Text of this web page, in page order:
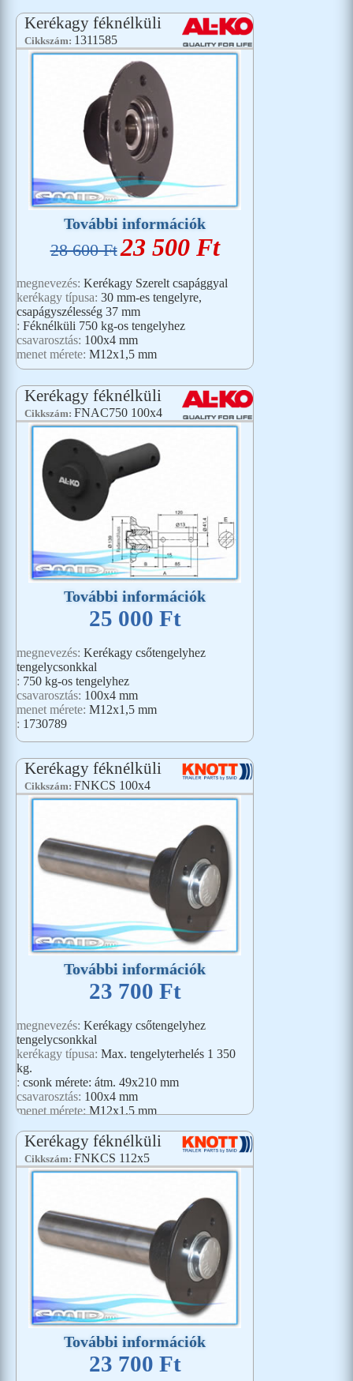
Kerékagy féknélküli
Cikkszám: 1311585
További információk
28 600 Ft23 500 Ft
megnevezés: Kerékagy Szerelt csapággyal
kerékagy típusa: 30 mm-es tengelyre,
csapágyszélesség 37 mm
: Féknélküli 750 kg-os tengelyhez
csavarosztás: 100x4 mm
menet mérete: M12x1,5 mm
Kerékagy féknélküli
Cikkszám: FNAC750 100x4
További információk
25 000 Ft
megnevezés: Kerékagy csőtengelyhez
tengelycsonkkal
: 750 kg-os tengelyhez
csavarosztás: 100x4 mm
menet mérete: M12x1,5 mm
: 1730789
Kerékagy féknélküli
Cikkszám: FNKCS 100x4
További információk
23 700 Ft
megnevezés: Kerékagy csőtengelyhez
tengelycsonkkal
kerékagy típusa: Max. tengelyterhelés 1 350
kg.
: csonk mérete: átm. 49x210 mm
csavarosztás: 100x4 mm
menet mérete: M12x1,5 mm
Kerékagy féknélküli
Cikkszám: FNKCS 112x5
További információk
23 700 Ft